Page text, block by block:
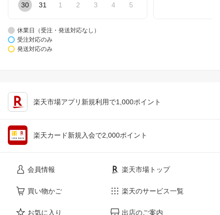
30 31 1 2 3 4 5
休業日（受注・発送対応なし）
受注対応のみ
発送対応のみ
楽天市場アプリ新規利用で1,000ポイント
楽天カード新規入会で2,000ポイント
会員情報
買い物かご
お気に入り
楽天市場トップ
楽天のサービス一覧
出店のご案内